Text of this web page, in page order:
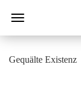
Gequälte Existenz